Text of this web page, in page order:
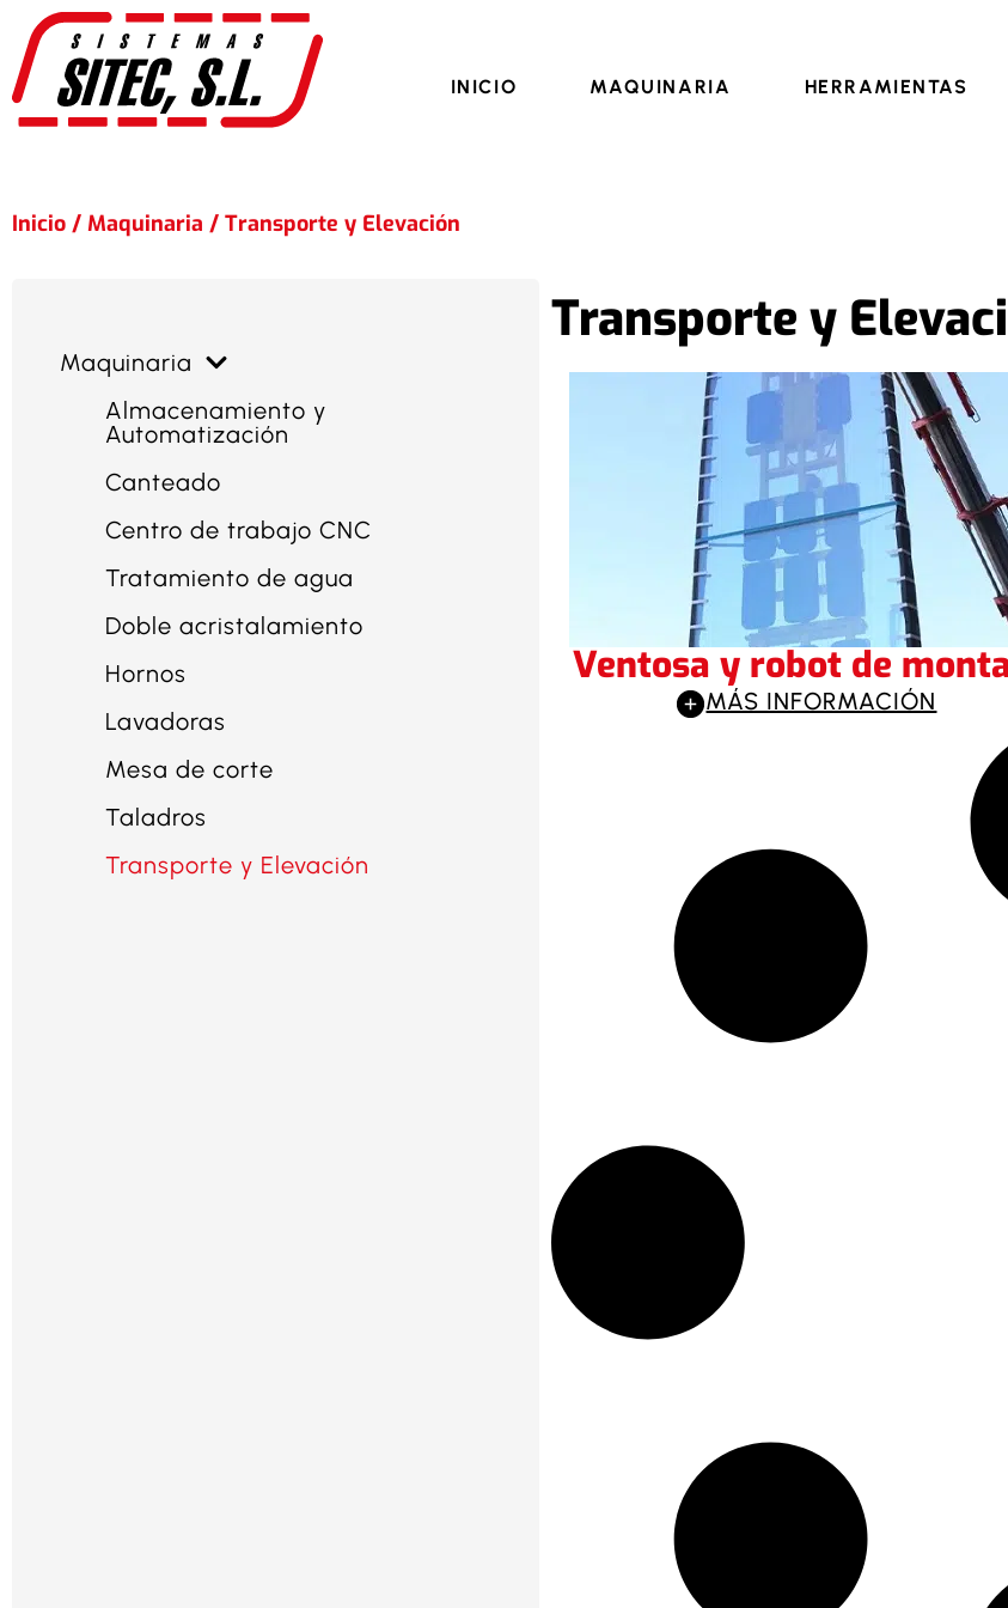
INICIO MAQUINARIA HERRAMIENTAS
Inicio / Maquinaria / Transporte y Elevación
Maquinaria
Almacenamiento y
Automatización
Canteado
Centro de trabajo CNC
Tratamiento de agua
Doble acristalamiento
Hornos
Lavadoras
Mesa de corte
Taladros
Transporte y Elevación
Transporte y
Ventosa y robot de
MÁS INFORMACIÓN